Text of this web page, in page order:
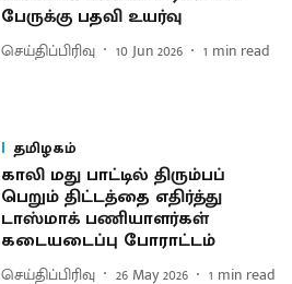
பேருக்கு பதவி உயர்வு
செய்திப்பிரிவு 10 Jun 2026 1 min read
தமிழகம்
காலி மது பாட்டில் திரும்பப்
பெறும் திட்டத்தை எதிர்த்து
டாஸ்மாக் பணியாளர்கள்
கடையடைப்பு போராட்டம்
செய்திப்பிரிவு 26 May 2026 1 min read